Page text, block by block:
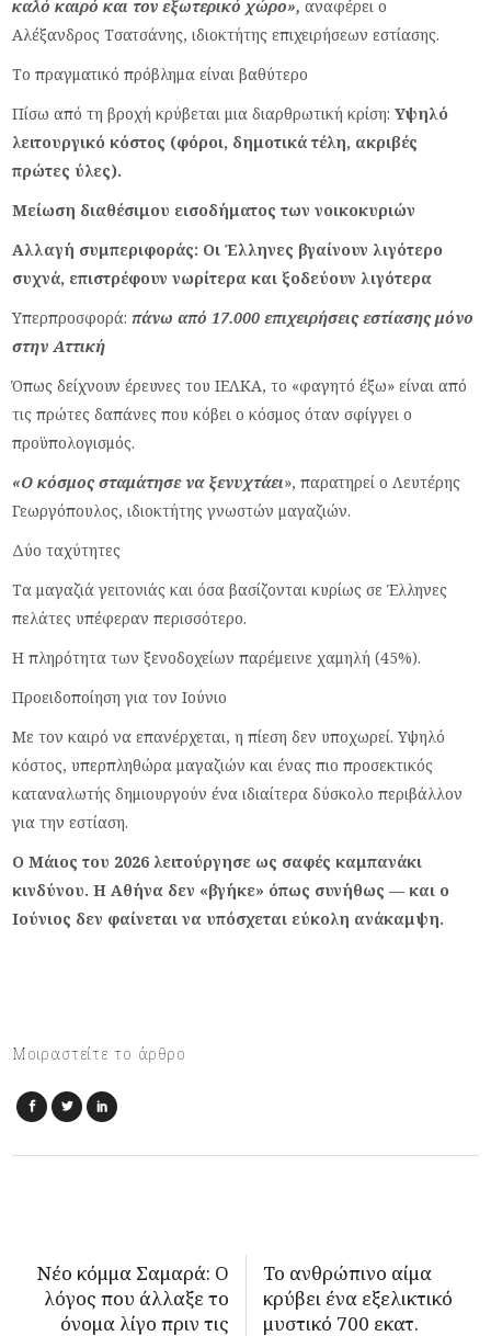
καλό καιρό και τον εξωτερικό χώρο», αναφέρει ο
Αλέξανδρος Τσατσάνης, ιδιοκτήτης επιχειρήσεων εστίασης.
Το πραγματικό πρόβλημα είναι βαθύτερο
Πίσω από τη βροχή κρύβεται μια διαρθρωτική κρίση: Υψηλό
λειτουργικό κόστος (φόροι, δημοτικά τέλη, ακριβές
πρώτες ύλες).
Μείωση διαθέσιμου εισοδήματος των νοικοκυριών
Αλλαγή συμπεριφοράς: Οι Έλληνες βγαίνουν λιγότερο
συχνά, επιστρέφουν νωρίτερα και ξοδεύουν λιγότερα
Υπερπροσφορά:πάνω από 17.000 επιχειρήσεις εστίασης μόνο
στην Αττική
Όπως δείχνουν έρευνες του ΙΕΛΚΑ, το «φαγητό έξω» είναι από
τις πρώτες δαπάνες που κόβει ο κόσμος όταν σφίγγει ο
προϋπολογισμός.
«Ο κόσμος σταμάτησε να ξενυχτάει», παρατηρεί ο Λευτέρης
Γεωργόπουλος, ιδιοκτήτης γνωστών μαγαζιών.
Δύο ταχύτητες
Τα μαγαζιά γειτονιάς και όσα βασίζονται κυρίως σε Έλληνες
πελάτες υπέφεραν περισσότερο.
Η πληρότητα των ξενοδοχείων παρέμεινε χαμηλή (45%).
Προειδοποίηση για τον Ιούνιο
Με τον καιρό να επανέρχεται, η πίεση δεν υποχωρεί. Υψηλό
κόστος, υπερπληθώρα μαγαζιών και ένας πιο προσεκτικός
καταναλωτής δημιουργούν ένα ιδιαίτερα δύσκολο περιβάλλον
για την εστίαση.
Ο Μάιος του 2026 λειτούργησε ως σαφές καμπανάκι
κινδύνου. Η Αθήνα δεν «βγήκε» όπως συνήθως — και ο
Ιούνιος δεν φαίνεται να υπόσχεται εύκολη ανάκαμψη.
Μοιραστείτε το άρθρο
Νέο κόμμα Σαμαρά: Ο
λόγος που άλλαξε το
όνομα λίγο πριν τις
Το ανθρώπινο αίμα
κρύβει ένα εξελικτικό
μυστικό 700 εκατ.